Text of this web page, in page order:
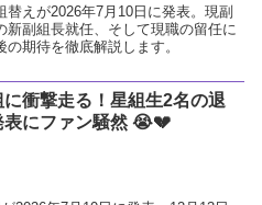
えが2026年7月10日に発表。現副
副組長就任、そして現職の留任に
期待を徹底解説します。
に衝撃走る！星組生2名の退
表にファン騒然 😭💔